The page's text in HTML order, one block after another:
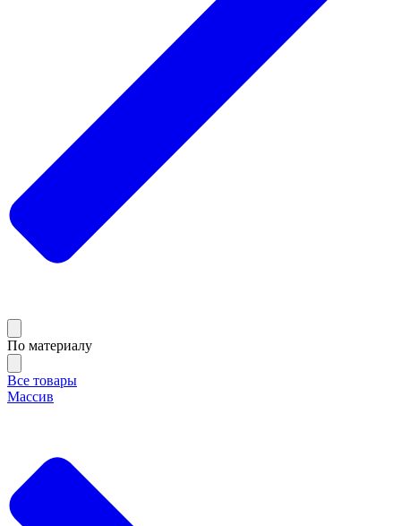
По материалу
Все товары
Массив